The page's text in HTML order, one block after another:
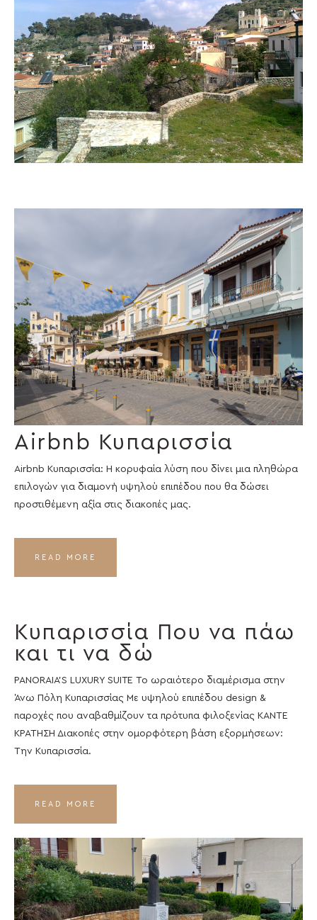
Airbnb Κυπαρισσία
Airbnb Κυπαρισσία: Η κορυφαία λύση που δίνει μια πληθώρα
επιλογών για διαμονή υψηλού επιπέδου που θα δώσει
προστιθέμενη αξία στις διακοπές μας.
READ MORE
Κυπαρισσία Που να πάω
και τι να δώ
PANORAIA’S LUXURY SUITE Το ωραιότερο διαμέρισμα στην
Άνω Πόλη Κυπαρισσίας Με υψηλού επιπέδου design &
παροχές που αναβαθμίζουν τα πρότυπα φιλοξενίας ΚΑΝΤΕ
ΚΡΑΤΗΣΗ Διακοπές στην ομορφότερη βάση εξορμήσεων:
Την Κυπαρισσία.
READ MORE